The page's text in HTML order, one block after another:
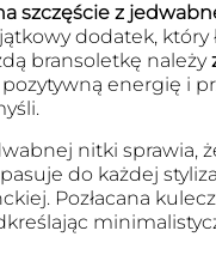
szczęście z
dodatek, który
bransoletkę należy
energię i
nitki sprawia,
do każdej
Pozłacana